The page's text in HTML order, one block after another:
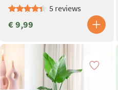
5 reviews
€ 9,99